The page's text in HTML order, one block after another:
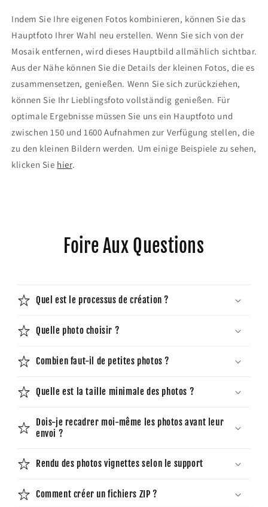
Indem Sie Ihre eigenen Fotos kombinieren, können Sie das
Hauptfoto Ihrer Wahl neu erstellen. Wenn Sie sich von der
Mosaik entfernen, wird dieses Hauptbild allmählich sichtbar.
Aus der Nähe können Sie die Details der kleinen Fotos, die es
zusammensetzen, genießen. Wenn Sie sich zurückziehen,
können Sie Ihr Lieblingsfoto vollständig genießen. Für
optimale Ergebnisse müssen Sie uns ein Hauptfoto und
zwischen 150 und 1600 Aufnahmen zur Verfügung stellen, die
zu den kleinen Bildern werden. Um einige Beispiele zu sehen,
klicken Sie hier.
Foire Aux Questions
Quel est le processus de création ?
Quelle photo choisir ?
Combien faut-il de petites photos ?
Quelle est la taille minimale des photos ?
Dois-je recadrer moi-même les photos avant leur
envoi ?
Rendu des photos vignettes selon le support
Comment créer un fichiers ZIP ?